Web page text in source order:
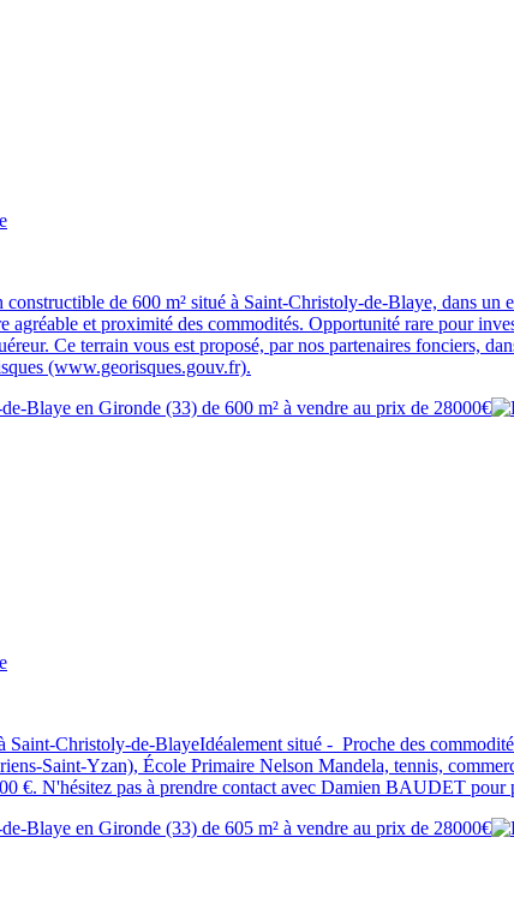
de 600 m² situé à Saint-Christoly-de-Blaye, dans
agréable et proximité des commodités. Opportunité rare pour
Ce terrain vous est proposé, par nos partenaires fonciers,
(www.georisques.gouv.fr).
Christoly-de-BlayeIdéalement situé - Proche des
Saint-Yzan), École Primaire Nelson Mandela, tennis,
€. N'hésitez pas à prendre contact avec Damien BAUDET pour